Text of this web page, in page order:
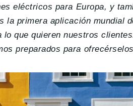
eléctricos para Europa, y
la primera aplicación mundial
lo que quieren nuestros
preparados para